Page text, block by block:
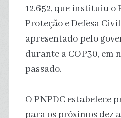
12.652, que instituiu o
Proteção e Defesa
apresentado pelo
durante a COP30, em
passado.
O PNPDC estabelece
para os próximos dez